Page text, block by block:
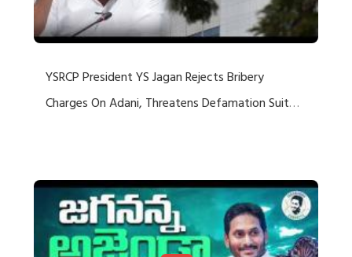
YSRCP President YS Jagan Rejects Bribery
Charges On Adani, Threatens Defamation Suit